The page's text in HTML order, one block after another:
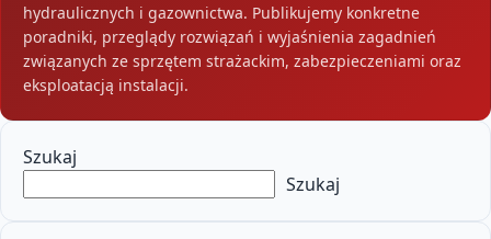
hydraulicznych i gazownictwa. Publikujemy konkretne
poradniki, przeglądy rozwiązań i wyjaśnienia zagadnień
związanych ze sprzętem strażackim, zabezpieczeniami oraz
eksploatacją instalacji.
Szukaj
Szukaj